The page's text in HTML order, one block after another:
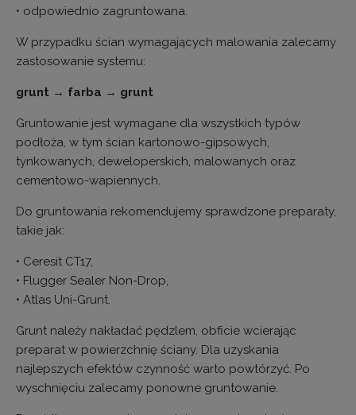
• odpowiednio zagruntowana.
W przypadku ścian wymagających malowania zalecamy
zastosowanie systemu:
grunt → farba → grunt
Gruntowanie jest wymagane dla wszystkich typów
podłoża, w tym ścian kartonowo-gipsowych,
tynkowanych, deweloperskich, malowanych oraz
cementowo-wapiennych.
Do gruntowania rekomendujemy sprawdzone preparaty,
takie jak:
• Ceresit CT17,
• Flugger Sealer Non-Drop,
• Atlas Uni-Grunt.
Grunt należy nakładać pędzlem, obficie wcierając
preparat w powierzchnię ściany. Dla uzyskania
najlepszych efektów czynność warto powtórzyć. Po
wyschnięciu zalecamy ponowne gruntowanie.